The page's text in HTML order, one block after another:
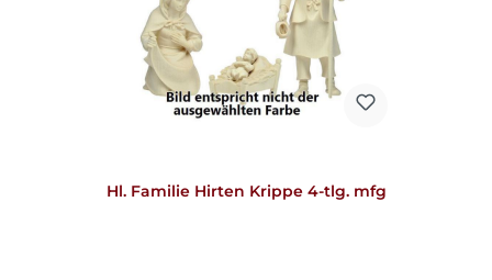
Hl. Familie Hirten Krippe 4-tlg. mfg